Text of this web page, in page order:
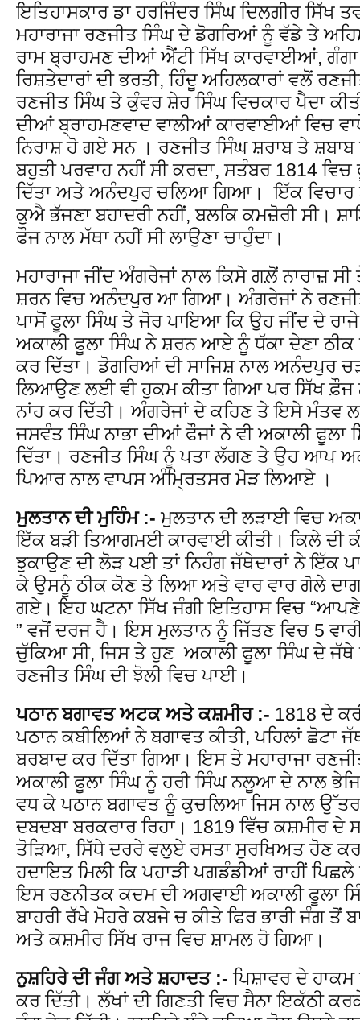
ਇਤਿਹਾਸਕਾਰ ਡਾ ਹਰਜਿੰਦਰ ਸਿੰਘ ਦਿਲਗੀਰ ਸਿੱਖ
ਮਹਾਰਾਜਾ ਰਣਜੀਤ ਸਿੰਘ ਦੇ ਡੋਗਰਿਆਂ ਨੂੰ ਵੱਡੇ ਤੇ
ਰਾਮ ਬ੍ਰਾਹਮਣ ਦੀਆਂ ਐਂਟੀ ਸਿੱਖ ਕਾਰਵਾਈਆਂ, ਗੰਗਾ
ਰਿਸ਼ਤੇਦਾਰਾਂ ਦੀ ਭਰਤੀ, ਹਿੰਦੂ ਅਹਿਲਕਾਰਾਂ ਵਲੋਂ
ਰਣਜੀਤ ਸਿੰਘ ਤੇ ਕੁੰਵਰ ਸ਼ੇਰ ਸਿੰਘ ਵਿਚਕਾਰ ਪੈਦਾ
ਦੀਆਂ ਬ੍ਰਾਹਮਣਵਾਦ ਵਾਲੀਆਂ ਕਾਰਵਾਈਆਂ ਵਿਚ
ਨਿਰਾਸ਼ ਹੋ ਗਏ ਸਨ । ਰਣਜੀਤ ਸਿੰਘ ਸ਼ਰਾਬ ਤੇ ਸ਼ਬਾਬ
ਬਹੁਤੀ ਪਰਵਾਹ ਨਹੀਂ ਸੀ ਕਰਦਾ, ਸਤੰਬਰ 1814
ਦਿੱਤਾ ਅਤੇ ਅਨੰਦਪੁਰ ਚਲਿਆ ਗਿਆ। ਇੱਕ ਵਿਚਾਰ
ਕੁਐ ਭੱਜਣਾ ਬਹਾਦਰੀ ਨਹੀਂ, ਬਲਕਿ ਕਮਜ਼ੋਰੀ ਸੀ।
ਫੌਜ ਨਾਲ ਮੱਥਾ ਨਹੀਂ ਸੀ ਲਾਉਣਾ ਚਾਹੁੰਦਾ।
ਮਹਾਰਾਜਾ ਜੀਂਦ ਅੰਗਰੇਜਾਂ ਨਾਲ ਕਿਸੇ ਗਲ਼ੋਂ ਨਾਰਾਜ਼
ਸ਼ਰਨ ਵਿਚ ਅਨੰਦਪੁਰ ਆ ਗਿਆ। ਅੰਗਰੇਜਾਂ ਨੇ ਰਣਜੀਤ
ਪਾਸੋਂ ਫੂਲਾ ਸਿੰਘ ਤੇ ਜੋਰ ਪਾਇਆ ਕਿ ਉਹ ਜੀਂਦ ਦੇ
ਅਕਾਲੀ ਫੂਲਾ ਸਿੰਘ ਨੇ ਸ਼ਰਨ ਆਏ ਨੂੰ ਧੱਕਾ ਦੇਣਾ
ਕਰ ਦਿੱਤਾ। ਡੋਗਰਿਆਂ ਦੀ ਸਾਜਿਸ਼ ਨਾਲ ਅਨੰਦਪੁਰ
ਲਿਆਉਣ ਲਈ ਵੀ ਹੁਕਮ ਕੀਤਾ ਗਿਆ ਪਰ ਸਿੱਖ ਫ਼ੌਜ
ਨਾਂਹ ਕਰ ਦਿੱਤੀ। ਅੰਗਰੇਜਾਂ ਦੇ ਕਹਿਣ ਤੇ ਇਸੇ ਮੰਤਵ
ਜਸਵੰਤ ਸਿੰਘ ਨਾਭਾ ਦੀਆਂ ਫੌਜਾਂ ਨੇ ਵੀ ਅਕਾਲੀ
ਦਿੱਤਾ। ਰਣਜੀਤ ਸਿੰਘ ਨੂੰ ਪਤਾ ਲੱਗਣ ਤੇ ਉਹ ਆਪ
ਪਿਆਰ ਨਾਲ ਵਾਪਸ ਅੰਮ੍ਰਿਤਸਰ ਮੋੜ ਲਿਆਏ ।
ਮੁਲਤਾਨ ਦੀ ਮੁਹਿੰਮ :- ਮੁਲਤਾਨ ਦੀ ਲੜਾਈ ਵਿਚ
ਇੱਕ ਬੜੀ ਤਿਆਗਮਈ ਕਾਰਵਾਈ ਕੀਤੀ। ਕਿਲੇ
ਝੁਕਾਉਣ ਦੀ ਲੋੜ ਪਈ ਤਾਂ ਨਿਹੰਗ ਜੱਥੇਦਾਰਾਂ ਨੇ ਇੱਕ
ਕੇ ਉਸਨੂੰ ਠੀਕ ਕੋਣ ਤੇ ਲਿਆ ਅਤੇ ਵਾਰ ਵਾਰ ਗੋਲੇ
ਗਏ। ਇਹ ਘਟਨਾ ਸਿੱਖ ਜੰਗੀ ਇਤਿਹਾਸ ਵਿਚ
” ਵਜੋਂ ਦਰਜ ਹੈ। ਇਸ ਮੁਲਤਾਨ ਨੂੰ ਜਿੱਤਣ ਵਿਚ 5
ਚੁੱਕਿਆ ਸੀ, ਜਿਸ ਤੇ ਹੁਣ ਅਕਾਲੀ ਫੂਲਾ ਸਿੰਘ ਦੇ ਜੱਥੇ
ਰਣਜੀਤ ਸਿੰਘ ਦੀ ਝੋਲੀ ਵਿਚ ਪਾਈ।
ਪਠਾਨ ਬਗਾਵਤ ਅਟਕ ਅਤੇ ਕਸ਼ਮੀਰ :- 1818 ਦੇ
ਪਠਾਨ ਕਬੀਲਿਆਂ ਨੇ ਬਗਾਵਤ ਕੀਤੀ, ਪਹਿਲਾਂ ਛੋਟਾ
ਬਰਬਾਦ ਕਰ ਦਿੱਤਾ ਗਿਆ। ਇਸ ਤੇ ਮਹਾਰਾਜਾ
ਅਕਾਲੀ ਫੂਲਾ ਸਿੰਘ ਨੂੰ ਹਰੀ ਸਿੰਘ ਨਲੂਆ ਦੇ ਨਾਲ
ਵਧ ਕੇ ਪਠਾਨ ਬਗਾਵਤ ਨੂੰ ਕੁਚਲਿਆ ਜਿਸ ਨਾਲ ਉੱਤਰ
ਦਬਦਬਾ ਬਰਕਰਾਰ ਰਿਹਾ। 1819 ਵਿੱਚ ਕਸ਼ਮੀਰ
ਤੋੜਿਆ, ਸਿੱਧੇ ਦਰਰੇ ਵਲੁਏ ਰਸਤਾ ਸੁਰਖਿਅਤ ਹੋਣ
ਹਦਾਇਤ ਮਿਲੀ ਕਿ ਪਹਾੜੀ ਪਗਡੰਡੀਆਂ ਰਾਹੀਂ
ਇਸ ਰਣਨੀਤਕ ਕਦਮ ਦੀ ਅਗਵਾਈ ਅਕਾਲੀ ਫੂਲਾ
ਬਾਹਰੀ ਰੱਖੇ ਮੋਹਰੇ ਕਬਜੇ ਚ ਕੀਤੇ ਫਿਰ ਭਾਰੀ ਜੰਗ ਤੋਂ
ਅਤੇ ਕਸ਼ਮੀਰ ਸਿੱਖ ਰਾਜ ਵਿਚ ਸ਼ਾਮਲ ਹੋ ਗਿਆ।
ਨੁਸ਼ਹਿਰੇ ਦੀ ਜੰਗ ਅਤੇ ਸ਼ਹਾਦਤ :- ਪਿਸ਼ਾਵਰ ਦੇ
ਕਰ ਦਿੱਤੀ। ਲੱਖਾਂ ਦੀ ਗਿਣਤੀ ਵਿਚ ਸੈਨਾ ਇਕੱਠੀ